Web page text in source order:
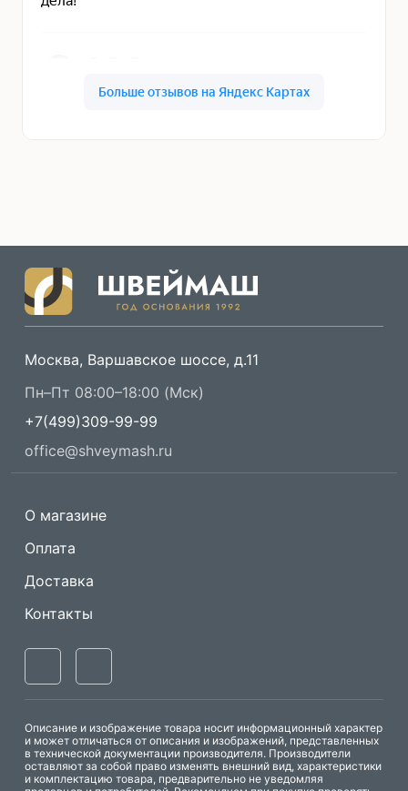
Москва, Варшавское шоссе, д.11
Пн–Пт 08:00–18:00 (Мск)
+7(499)309-99-99
office@shveymash.ru
О магазине
Оплата
Доставка
Контакты
Описание и изображение товара носит информационный характер
и может отличаться от описания и изображений, представленных
в технической документации производителя. Производители
оставляют за собой право изменять внешний вид, характеристики
и комплектацию товара, предварительно не уведомляя